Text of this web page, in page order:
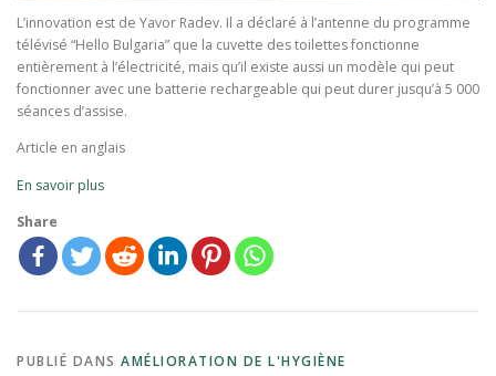
L’innovation est de Yavor Radev. Il a déclaré à l’antenne du programme
télévisé “Hello Bulgaria” que la cuvette des toilettes fonctionne
entièrement à l’électricité, mais qu’il existe aussi un modèle qui peut
fonctionner avec une batterie rechargeable qui peut durer jusqu’à 5 000
séances d’assise.
Article en anglais
En savoir plus
Share
PUBLIÉ DANS AMÉLIORATION DE L'HYGIÈNE